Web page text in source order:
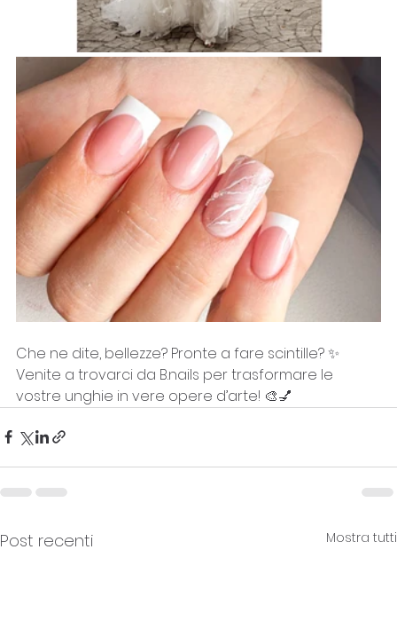
Che ne dite, bellezze? Pronte a fare scintille? ✨
Venite a trovarci da B.nails per trasformare le
vostre unghie in vere opere d’arte! 🎨💅
Post recenti Mostra tutti